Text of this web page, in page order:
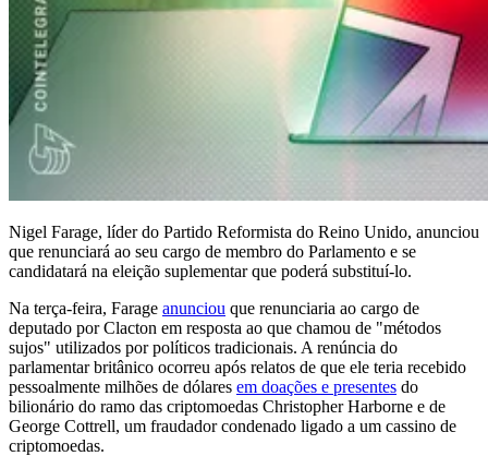
Nigel Farage, líder do Partido Reformista do Reino Unido, anunciou
que renunciará ao seu cargo de membro do Parlamento e se
candidatará na eleição suplementar que poderá substituí-lo.
Na terça-feira, Farage anunciou que renunciaria ao cargo de
deputado por Clacton em resposta ao que chamou de "métodos
sujos" utilizados por políticos tradicionais. A renúncia do
parlamentar britânico ocorreu após relatos de que ele teria recebido
pessoalmente milhões de dólares em doações e presentes do
bilionário do ramo das criptomoedas Christopher Harborne e de
George Cottrell, um fraudador condenado ligado a um cassino de
criptomoedas.